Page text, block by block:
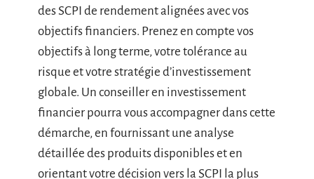
des SCPI de rendement alignées avec vos
objectifs financiers. Prenez en compte vos
objectifs à long terme, votre tolérance au
risque et votre stratégie d’investissement
globale. Un conseiller en investissement
financier pourra vous accompagner dans cette
démarche, en fournissant une analyse
détaillée des produits disponibles et en
orientant votre décision vers la SCPI la plus